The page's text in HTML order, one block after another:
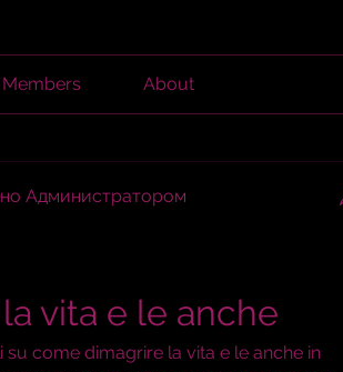
Members About
Администратором
vita e le anche
come dimagrire la vita e le anche in